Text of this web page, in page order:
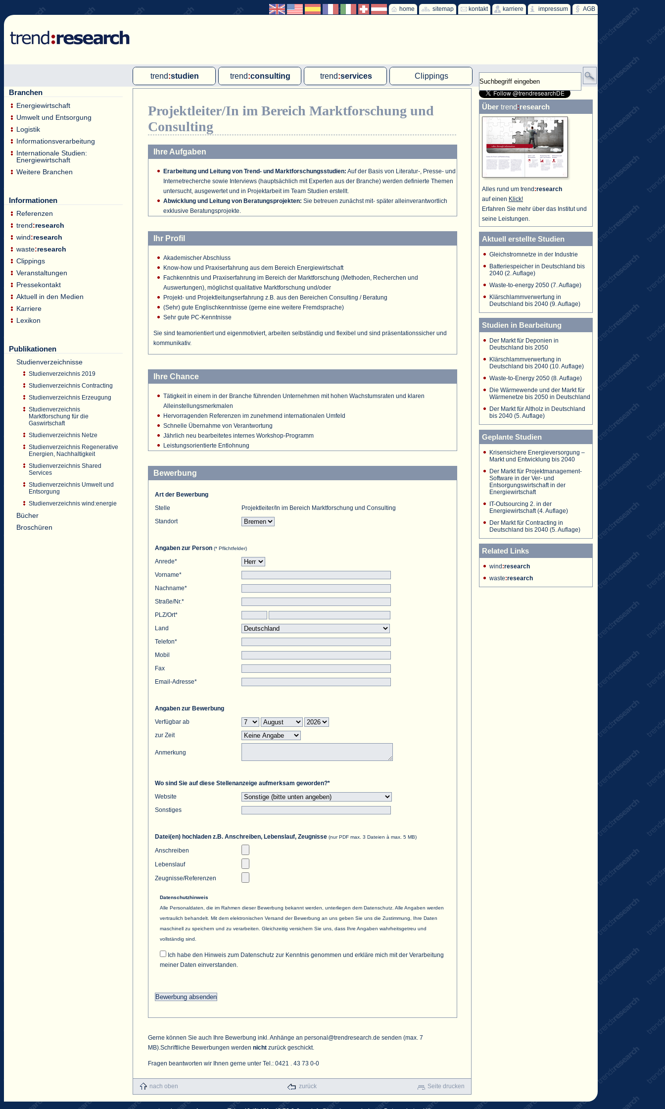
AGB
impressum
karriere
kontakt
sitemap
home
trend:studien
Single-Client-Studien
Internationale Markt Reports
trend:consulting
Due Diligence
trend:services
Gutachten
Endkundenbefragung
Mitarbeiterbefragung
Marktforschungsmanagement
Clippings
MVA und MHKW
Wasserstoff
Branchen
Energiewirtschaft
Umwelt und Entsorgung
Logistik
Informationsverarbeitung
Internationale Studien:
Energiewirtschaft
Weitere Branchen
Informationen
Referenzen
trend:research
wind:research
waste:research
Clippings
Veranstaltungen
Pressekontakt
Aktuell in den Medien
Karriere
Lexikon
Publikationen
Studienverzeichnisse
Studienverzeichnis 2019
Studienverzeichnis Contracting
Studienverzeichnis Erzeugung
Studienverzeichnis
Marktforschung für die
Gaswirtschaft
Studienverzeichnis Netze
Studienverzeichnis Regenerative
Energien, Nachhaltigkeit
Studienverzeichnis Shared
Services
Studienverzeichnis Umwelt und
Entsorgung
Studienverzeichnis wind:energie
Bücher
Broschüren
Projektleiter/In im Bereich Marktforschung und
Consulting
Ihre Aufgaben
Erarbeitung und Leitung von Trend- und Marktforschungsstudien: Auf der Basis von Literatur-, Presse- und
Internetrecherche sowie Interviews (hauptsächlich mit Experten aus der Branche) werden definierte Themen
untersucht, ausgewertet und in Projektarbeit im Team Studien erstellt.
Abwicklung und Leitung von Beratungsprojekten: Sie betreuen zunächst mit- später alleinverantwortlich
exklusive Beratungsprojekte.
Ihr Profil
Akademischer Abschluss
Know-how und Praxiserfahrung aus dem Bereich Energiewirtschaft
Fachkenntnis und Praxiserfahrung im Bereich der Marktforschung (Methoden, Recherchen und
Auswertungen), möglichst qualitative Marktforschung und/oder
Projekt- und Projektleitungserfahrung z.B. aus den Bereichen Consulting / Beratung
(Sehr) gute Englischkenntnisse (gerne eine weitere Fremdsprache)
Sehr gute PC-Kenntnisse
Sie sind teamorientiert und eigenmotiviert, arbeiten selbständig und flexibel und sind präsentationssicher und
kommunikativ.
Ihre Chance
Tätigkeit in einem in der Branche führenden Unternehmen mit hohen Wachstumsraten und klaren
Alleinstellungsmerkmalen
Hervorragenden Referenzen im zunehmend internationalen Umfeld
Schnelle Übernahme von Verantwortung
Jährlich neu bearbeitetes internes Workshop-Programm
Leistungsorientierte Entlohnung
Bewerbung
Art der Bewerbung
Stelle
Projektleiter/In im Bereich Marktforschung und Consulting
Standort
Angaben zur Person (* Pflichtfelder)
Anrede*
Vorname*
Nachname*
Straße/Nr.*
PLZ/Ort*
Land
Telefon*
Mobil
Fax
Email-Adresse*
Angaben zur Bewerbung
Verfügbar ab
zur Zeit
Anmerkung
Wo sind Sie auf diese Stellenanzeige aufmerksam geworden?*
Website
Sonstiges
Datei(en) hochladen z.B. Anschreiben, Lebenslauf, Zeugnisse (nur PDF max. 3 Dateien à max. 5 MB)
Anschreiben
Lebenslauf
Zeugnisse/Referenzen
Datenschutzhinweis
Alle Personaldaten, die im Rahmen dieser Bewerbung bekannt werden, unterliegen dem Datenschutz. Alle Angaben werden
vertraulich behandelt. Mit dem elektronischen Versand der Bewerbung an uns geben Sie uns die Zustimmung, Ihre Daten
maschinell zu speichern und zu verarbeiten. Gleichzeitig versichern Sie uns, dass Ihre Angaben wahrheitsgetreu und
vollständig sind.
Ich habe den Hinweis zum Datenschutz zur Kenntnis genommen und erkläre mich mit der Verarbeitung
meiner Daten einverstanden.
Gerne können Sie auch Ihre Bewerbung inkl. Anhänge an personal@trendresearch.de senden (max. 7
MB).Schriftliche Bewerbungen werden nicht zurück geschickt.
Fragen beantworten wir Ihnen gerne unter Tel.: 0421 . 43 73 0-0
nach oben zurück Seite drucken
Über trend:research
Alles rund um trend :research
auf einen Klick!
Erfahren Sie mehr über das Institut und
seine Leistungen.
Aktuell erstellte Studien
Gleichstromnetze in der Industrie
Batteriespeicher in Deutschland bis
2040 (2. Auflage)
Waste-to-energy 2050 (7. Auflage)
Klärschlammverwertung in
Deutschland bis 2040 (9. Auflage)
Studien in Bearbeitung
Der Markt für Deponien in
Deutschland bis 2050
Klärschlammverwertung in
Deutschland bis 2040 (10. Auflage)
Waste-to-Energy 2050 (8. Auflage)
Die Wärmewende und der Markt für
Wärmenetze bis 2050 in Deutschland
Der Markt für Altholz in Deutschland
bis 2040 (5. Auflage)
Geplante Studien
Krisensichere Energieversorgung –
Markt und Entwicklung bis 2040
Der Markt für Projektmanagement-
Software in der Ver- und
Entsorgungswirtschaft in der
Energiewirtschaft
IT-Outsourcing 2. in der
Energiewirtschaft (4. Auflage)
Der Markt für Contracting in
Deutschland bis 2040 (5. Auflage)
Related Links
wind :research
waste:research